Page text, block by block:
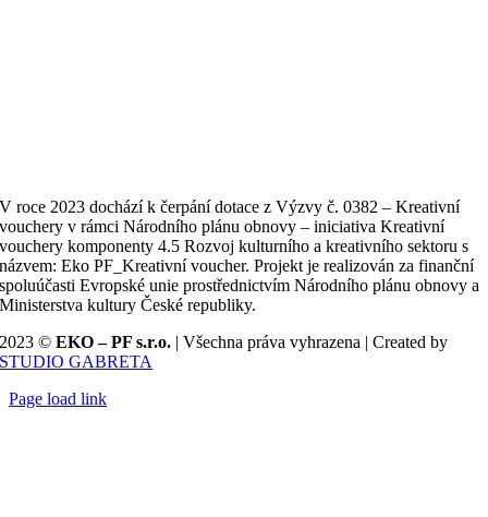
V roce 2023 dochází k čerpání dotace z Výzvy č. 0382 – Kreativní
vouchery v rámci Národního plánu obnovy – iniciativa Kreativní
vouchery komponenty 4.5 Rozvoj kulturního a kreativního sektoru s
názvem: Eko PF_Kreativní voucher. Projekt je realizován za finanční
spoluúčasti Evropské unie prostřednictvím Národního plánu obnovy a
Ministerstva kultury České republiky.
2023 ©EKO – PF s.r.o. | Všechna práva vyhrazena | Created by
STUDIO GABRETA
Page load link